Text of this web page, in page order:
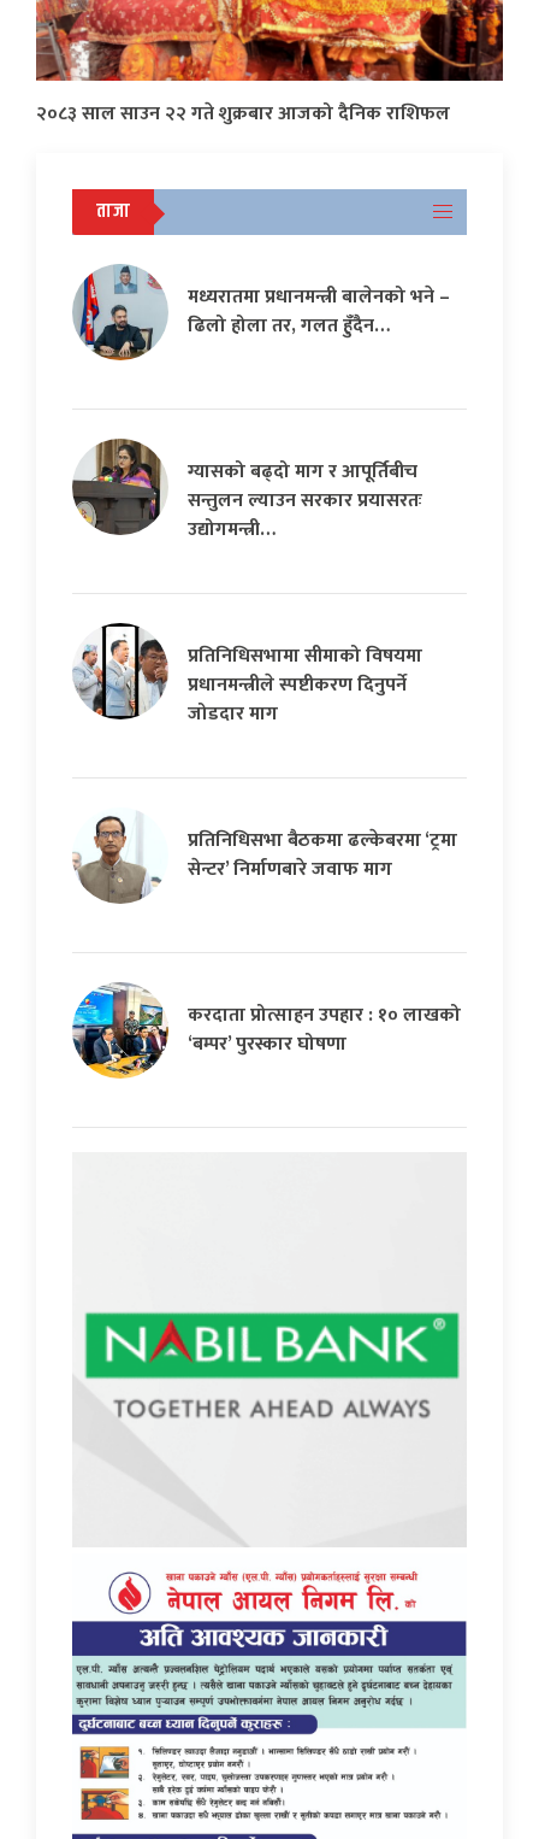
२०८३ साल साउन २२ गते शुक्रबार आजको दैनिक राशिफल
ताजा
मध्यरातमा प्रधानमन्त्री बालेनको भने –
ढिलो होला तर, गलत हुँदैन…
ग्यासको बढ्दो माग र आपूर्तिबीच
सन्तुलन ल्याउन सरकार प्रयासरतः
उद्योगमन्त्री…
प्रतिनिधिसभामा सीमाको विषयमा
प्रधानमन्त्रीले स्पष्टीकरण दिनुपर्ने
जोडदार माग
प्रतिनिधिसभा बैठकमा ढल्केबरमा ‘ट्रमा
सेन्टर’ निर्माणबारे जवाफ माग
करदाता प्रोत्साहन उपहार : १० लाखको
‘बम्पर’ पुरस्कार घोषणा